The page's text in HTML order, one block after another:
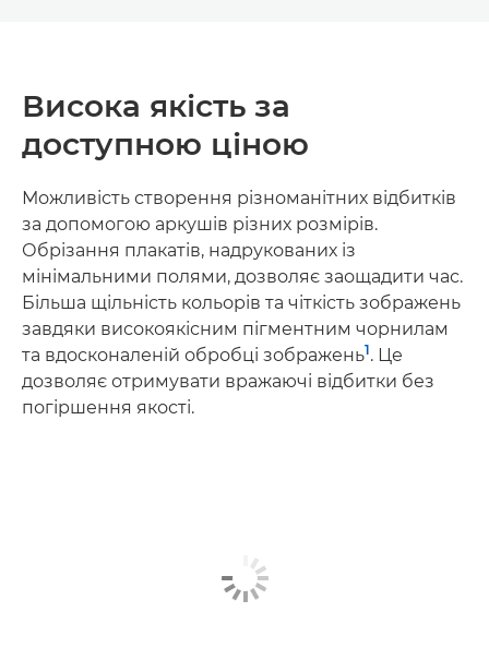
Висока якість за
доступною ціною
Можливість створення різноманітних відбитків
за допомогою аркушів різних розмірів.
Обрізання плакатів, надрукованих із
мінімальними полями, дозволяє заощадити час.
Більша щільність кольорів та чіткість зображень
завдяки високоякісним пігментним чорнилам
та вдосконаленій обробці зображень1. Це
дозволяє отримувати вражаючі відбитки без
погіршення якості.